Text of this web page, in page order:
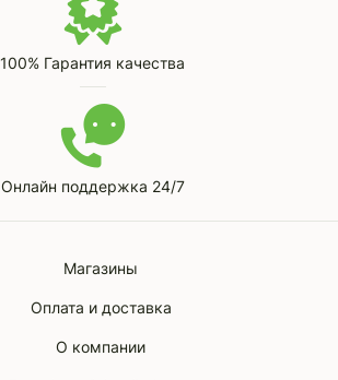
100% Гарантия качества
Онлайн поддержка 24/7
Магазины
Оплата и доставка
О компании